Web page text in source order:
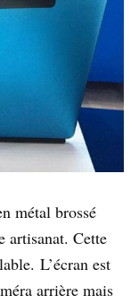
métal brossé
artisanat. Cette
L’écran est
arrière mais